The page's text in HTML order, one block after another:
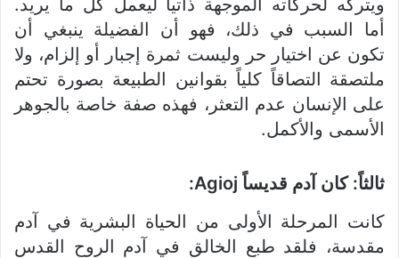
ويتركه لحركاته الموجهة ذاتياً ليعمل كل ما يريد.
أما السبب في ذلك، فهو أن الفضيلة ينبغي أن
تكون عن اختيار حر وليست ثمرة إجبار أو إلزام، ولا
ملتصقة التصاقاً كلياً بقوانين الطبيعة بصورة تحتم
على الإنسان عدم التعثر، فهذه صفة خاصة بالجوهر
الأسمى والأكمل.
ثالثاً: كان آدم قديساً Agioj:
كانت المرحلة الأولى من الحياة البشرية في آدم
مقدسة، فلقد طبع الخالق في آدم الروح القدس